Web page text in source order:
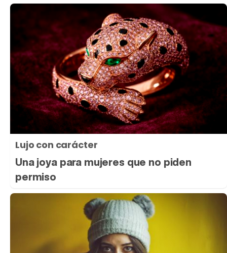
Lujo con carácter
Una joya para mujeres que no piden
permiso